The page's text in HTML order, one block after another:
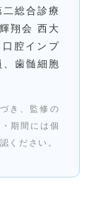
総合診療
翔会 西大
腔インプ
歯髄細胞
き、監修の
期間には個
ください。